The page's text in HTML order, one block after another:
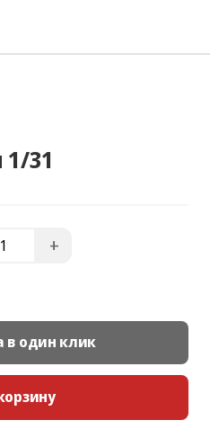
31
+
в один клик